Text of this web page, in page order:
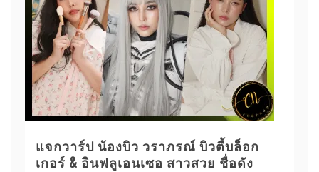
แจกวาร์ป น้องบิว วราภรณ์ บิวตี้บล็อก
เกอร์ & อินฟลูเอนเซอ สาวสวย ชื่อดัง